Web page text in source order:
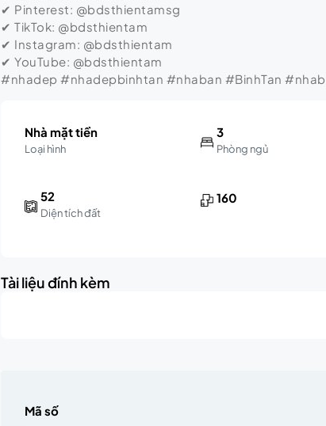
✔ Pinterest: @bdsthientamsg
✔ TikTok: @bdsthientam
✔ Instagram: @bdsthientam
✔ YouTube: @bdsthientam
#nhadep #nhadepbinhtan #nhaban #BinhTan
Nhà mặt tiền
Loại hình
3
Phòng ngủ
52
Diện tích đất
160
Tài liệu đính kèm
Mã số